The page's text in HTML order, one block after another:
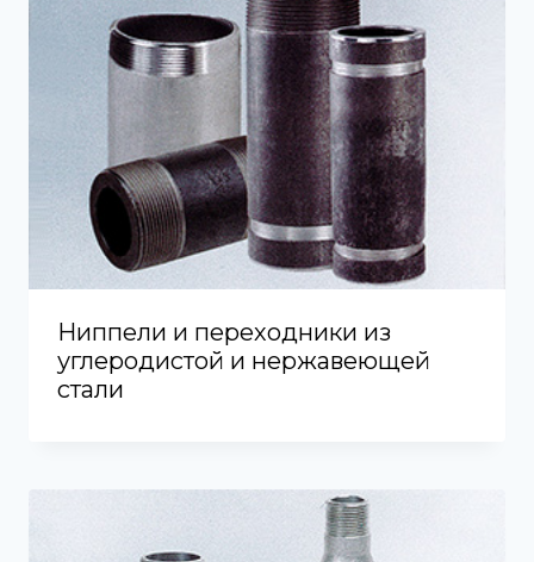
Ниппели и переходники из
углеродистой и нержавеющей
стали